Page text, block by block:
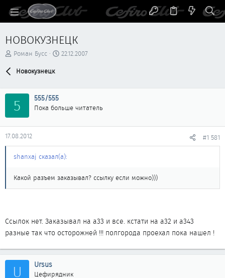
НОВОКУЗНЕЦК
А
е
м
ы
Роман Бусс
Д
ч
л
22.12.2007
Новокузнецк
5 555/555
Пока больше читатель
17.08.2012 #1 581
shanxaj сказал(а):
Какой разъем заказывал? ссылку если можно)))
Ссылок нет. Заказывал на а33 и все. кстати на а32 и а343
разные так что осторожней !!! полгорода проехал пока нашел !
U Ursus
Цефирядник